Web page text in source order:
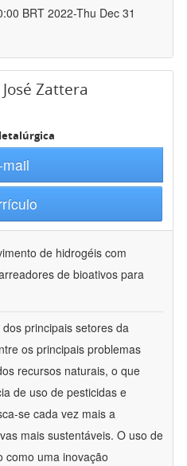
BRT 2022-Thu Dec 31
Zattera
de hidrogéis com
de bioativos para
principais setores da
os principais problemas
recursos naturais, o que
de uso de pesticidas e
se cada vez mais a
mais sustentáveis. O uso de
como uma inovação